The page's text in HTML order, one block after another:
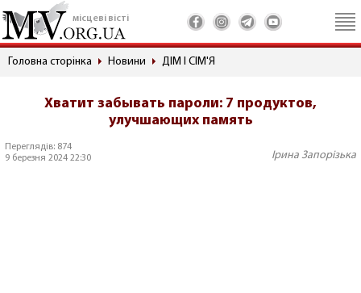
місцеві вісті
Головна сторінка Новини ДІМ І СІМ'Я
Хватит забывать пароли: 7 продуктов,
улучшающих память
Переглядів: 874
9 березня 2024 22:30
Ірина Запорізька